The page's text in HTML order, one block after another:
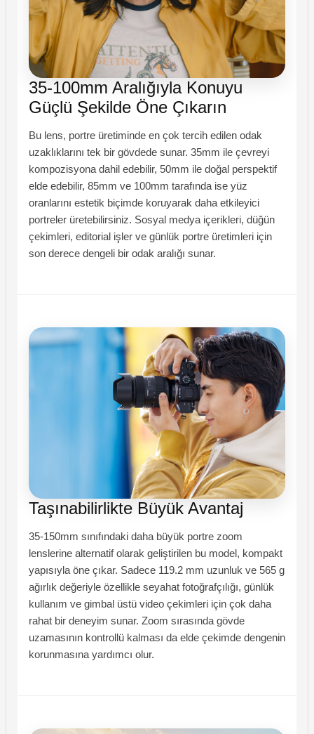
35-100mm Aralığıyla Konuyu
Güçlü Şekilde Öne Çıkarın
Bu lens, portre üretiminde en çok tercih edilen odak
uzaklıklarını tek bir gövdede sunar. 35mm ile çevreyi
kompozisyona dahil edebilir, 50mm ile doğal perspektif
elde edebilir, 85mm ve 100mm tarafında ise yüz
oranlarını estetik biçimde koruyarak daha etkileyici
portreler üretebilirsiniz. Sosyal medya içerikleri, düğün
çekimleri, editorial işler ve günlük portre üretimleri için
son derece dengeli bir odak aralığı sunar.
Taşınabilirlikte Büyük Avantaj
35-150mm sınıfındaki daha büyük portre zoom
lenslerine alternatif olarak geliştirilen bu model, kompakt
yapısıyla öne çıkar. Sadece 119.2 mm uzunluk ve 565 g
ağırlık değeriyle özellikle seyahat fotoğrafçılığı, günlük
kullanım ve gimbal üstü video çekimleri için çok daha
rahat bir deneyim sunar. Zoom sırasında gövde
uzamasının kontrollü kalması da elde çekimde dengenin
korunmasına yardımcı olur.